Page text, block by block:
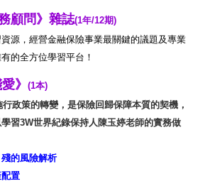
顧問》 雜誌(1年/12期)
源，經營金融保險事業最關鍵的議題及專業
的全方位學習平台！
愛》 (1本)
政策的轉變，是保險回歸保障本質的契機，
習3W世界紀錄保持人陳玉婷老師的實務做
的風險解析
置